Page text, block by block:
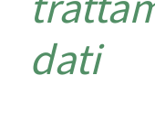
dati